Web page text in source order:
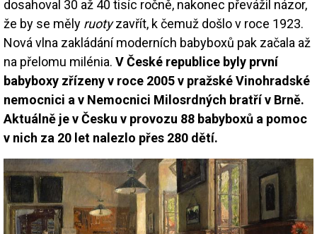
dosahoval 30 až 40 tisíc ročně, nakonec převážil názor,
že by se měly ruotyzavřít, k čemuž došlo v roce 1923.
Nová vlna zakládání moderních babyboxů pak začala až
na přelomu milénia. V České republice byly první
babyboxy zřízeny v roce 2005 v pražské Vinohradské
nemocnici a v Nemocnici Milosrdných bratří v Brně.
Aktuálně je v Česku v provozu 88 babyboxů a pomoc
v nich za 20 let nalezlo přes 280 dětí.
Image